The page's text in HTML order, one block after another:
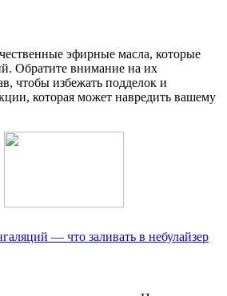
эфирные масла, которые
Обратите внимание на их
чтобы избежать подделок и
которая может навредить вашему
— что заливать в небулайзер